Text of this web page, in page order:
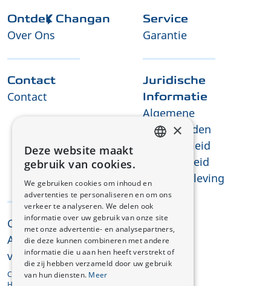
Ontdek Changan
Over Ons
Service
Garantie
Contact
Contact
Juridische
Informatie
Algemene
Voorwaarden
Privacybeleid
Cookiebeleid
REACH-naleving
CHANGAN © 2025
Alle rechten
voorbehouden
Changan AUTOMOBILE EUROPE
×
Deze website maakt
gebruik van cookies.
We gebruiken cookies om inhoud en
advertenties te personaliseren en om ons
verkeer te analyseren. We delen ook
informatie over uw gebruik van onze site
met onze advertentie- en analysepartners,
die deze kunnen combineren met andere
informatie die u aan hen heeft verstrekt of
die zij hebben verzameld door uw gebruik
van hun diensten. Meer